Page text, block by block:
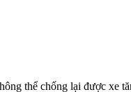
thể chống lại được xe